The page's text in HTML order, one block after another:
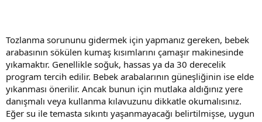
Tozlanma sorununu gidermek için yapmanız gereken, bebek
arabasının sökülen kumaş kısımlarını çamaşır makinesinde
yıkamaktır. Genellikle soğuk, hassas ya da 30 derecelik
program tercih edilir. Bebek arabalarının güneşliğinin ise elde
yıkanması önerilir. Ancak bunun için mutlaka aldığınız yere
danışmalı veya kullanma kılavuzunu dikkatle okumalısınız.
Eğer su ile temasta sıkıntı yaşanmayacağı belirtilmişse, uygun